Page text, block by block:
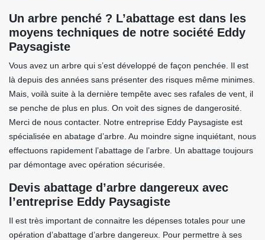
Un arbre penché ? L’abattage est dans les
moyens techniques de notre société Eddy
Paysagiste
Vous avez un arbre qui s’est développé de façon penchée. Il est
là depuis des années sans présenter des risques même minimes.
Mais, voilà suite à la dernière tempête avec ses rafales de vent, il
se penche de plus en plus. On voit des signes de dangerosité.
Merci de nous contacter. Notre entreprise Eddy Paysagiste est
spécialisée en abatage d’arbre. Au moindre signe inquiétant, nous
effectuons rapidement l’abattage de l’arbre. Un abattage toujours
par démontage avec opération sécurisée.
Devis abattage d’arbre dangereux avec
l’entreprise Eddy Paysagiste
Il est très important de connaitre les dépenses totales pour une
opération d’abattage d’arbre dangereux. Pour permettre à ses